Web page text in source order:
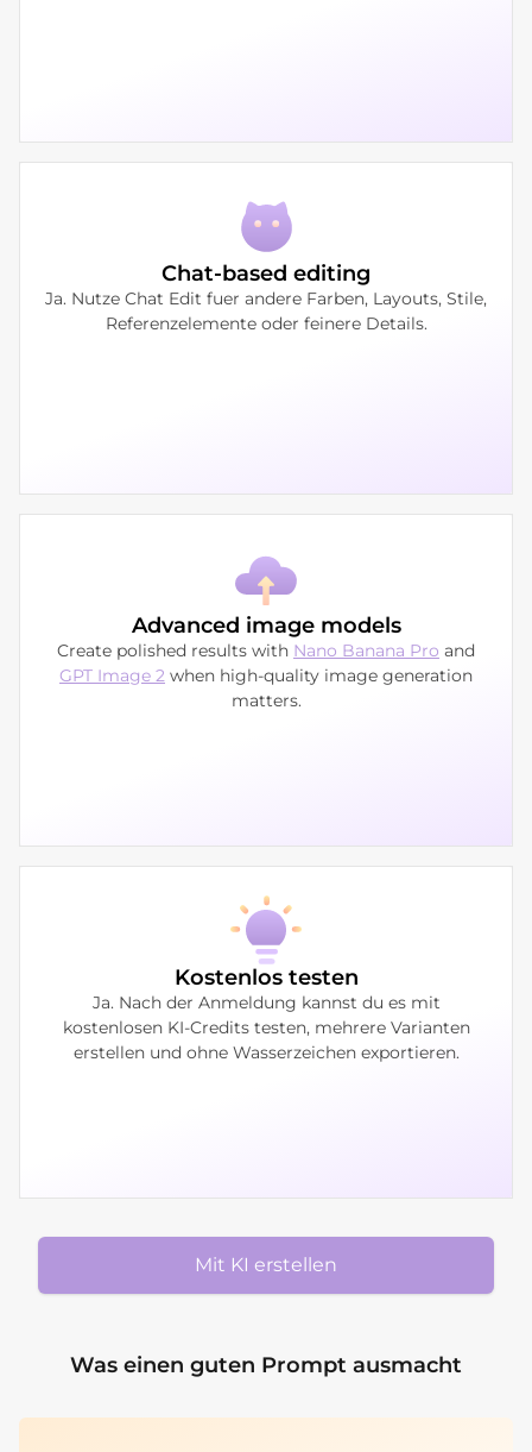
Chat-based editing
Ja. Nutze Chat Edit fuer andere Farben, Layouts, Stile,
Referenzelemente oder feinere Details.
Advanced image models
Create polished results with Nano Banana Pro and
GPT Image 2 when high-quality image generation
matters.
Kostenlos testen
Ja. Nach der Anmeldung kannst du es mit
kostenlosen KI-Credits testen, mehrere Varianten
erstellen und ohne Wasserzeichen exportieren.
Mit KI erstellen
Was einen guten Prompt ausmacht